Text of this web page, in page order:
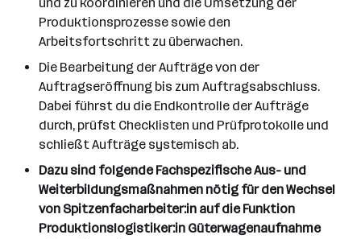
Produktionsprozesse sowie den
Arbeitsfortschritt zu überwachen.
Die Bearbeitung der Aufträge von der
Auftragseröffnung bis zum Auftragsabschluss.
Dabei führst du die Endkontrolle der Aufträge
durch, prüfst Checklisten und Prüfprotokolle und
schließt Aufträge systemisch ab.
Dazu sind folgende Fachspezifische Aus- und
Weiterbildungsmaßnahmen nötig für den Wechsel
von Spitzenfacharbeiter:in auf die Funktion
Produktionslogistiker:in Güterwagenaufnahme